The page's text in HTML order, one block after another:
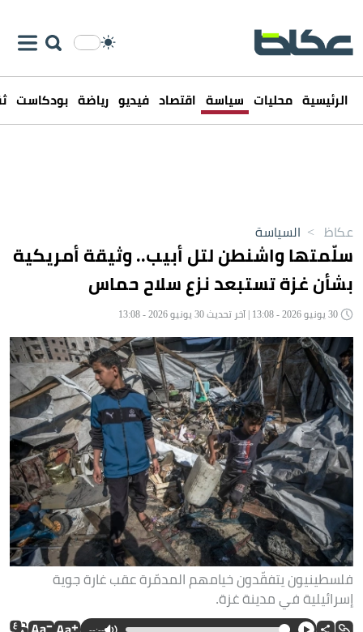
الرئيسية محليات سياسة اقتصاد فيديو رياضة بودكاست
عكاظ > السياسة
سلّمتها واشنطن لتل أبيب.. وثيقة أمريكية
بشأن غزة تستبعد نزع سلاح حماس
فلسطينيون يتفقّدون خيامهم المدمّرة عقب غارة جوية
إسرائيلية في مدينة غزة.